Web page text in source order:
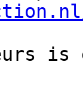
is